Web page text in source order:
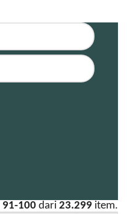
91-100 dari 23.299 item.